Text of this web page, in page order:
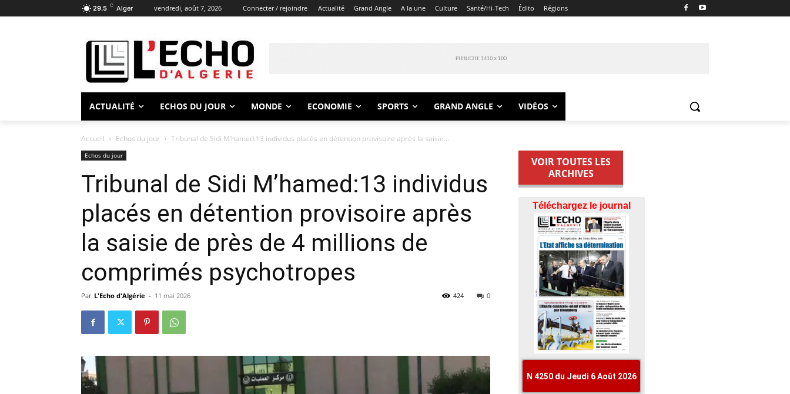
29.5 C Alger vendredi, août 7, 2026 Connecter / rejoindre Actualité Grand Angle A la une Culture Santé/Hi-Tech Édito Régions
ACTUALITÉ ECHOS DU JOUR MONDE ECONOMIE SPORTS GRAND ANGLE VIDÉOS
Accueil Echos du jour Tribunal de Sidi M’hamed:13 individus placés en détention provisoire après la saisie...
Echos du jour
Tribunal de Sidi M’hamed:13 individus
placés en détention provisoire après
la saisie de près de 4 millions de
comprimés psychotropes
Par L'Echo d'Algérie - 11 mai 2026 0
424
VOIR TOUTES LES
ARCHIVES